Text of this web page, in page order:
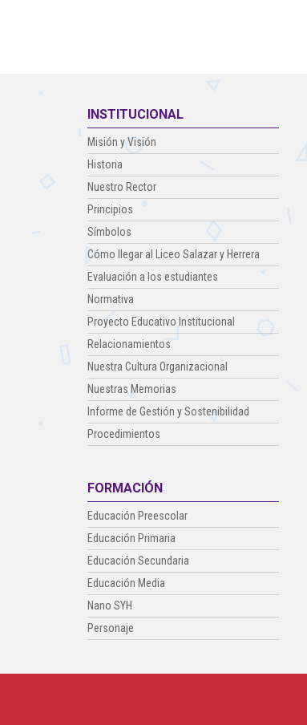
INSTITUCIONAL
Misión y Visión
Historia
Nuestro Rector
Principios
Símbolos
Cómo llegar al Liceo Salazar y Herrera
Evaluación a los estudiantes
Normativa
Proyecto Educativo Institucional
Relacionamientos
Nuestra Cultura Organizacional
Nuestras Memorias
Informe de Gestión y Sostenibilidad
Procedimientos
FORMACIÓN
Educación Preescolar
Educación Primaria
Educación Secundaria
Educación Media
Nano SYH
Personaje